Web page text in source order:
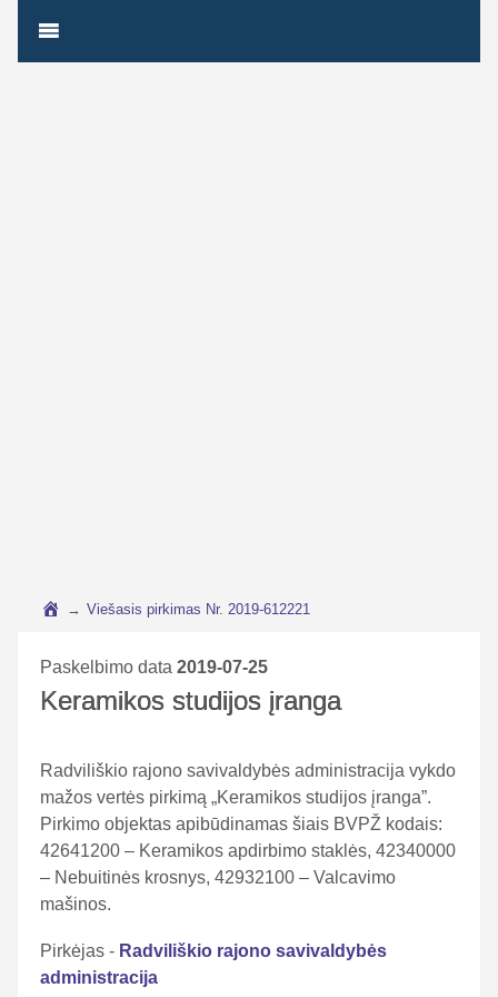
→ Viešasis pirkimas Nr. 2019-612221
Paskelbimo data 2019-07-25
Keramikos studijos įranga
Radviliškio rajono savivaldybės administracija vykdo
mažos vertės pirkimą „Keramikos studijos įranga”.
Pirkimo objektas apibūdinamas šiais BVPŽ kodais:
42641200 – Keramikos apdirbimo staklės, 42340000
– Nebuitinės krosnys, 42932100 – Valcavimo
mašinos.
Pirkėjas - Radviliškio rajono savivaldybės
administracija